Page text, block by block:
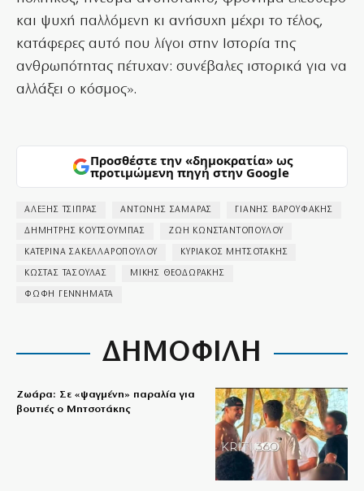
και ψυχή παλλόμενη κι ανήσυχη μέχρι το τέλος,
κατάφερες αυτό που λίγοι στην Ιστορία της
ανθρωπότητας πέτυχαν: συνέβαλες ιστορικά για να
αλλάξει ο κόσμος».
Προσθέστε την «δημοκρατία» ως
προτιμώμενη πηγή στην Google
ΑΛΕΞΗΣ ΤΣΙΠΡΑΣ ΑΝΤΩΝΗΣ ΣΑΜΑΡΑΣ ΓΙΑΝΗΣ ΒΑΡΟΥΦΑΚΗΣ
ΔΗΜΗΤΡΗΣ ΚΟΥΤΣΟΥΜΠΑΣ ΖΩΗ ΚΩΝΣΤΑΝΤΟΠΟΥΛΟΥ
ΚΑΤΕΡΙΝΑ ΣΑΚΕΛΛΑΡΟΠΟΥΛΟΥ ΚΥΡΙΑΚΟΣ ΜΗΤΣΟΤΑΚΗΣ
ΚΩΣΤΑΣ ΤΑΣΟΥΛΑΣ ΜΙΚΗΣ ΘΕΟΔΩΡΑΚΗΣ
ΦΩΦΗ ΓΕΝΝΗΜΑΤΑ
ΔΗΜΟΦΙΛΗ
Ζωάρα: Σε «ψαγμένη» παραλία για
βουτιές ο Μητσοτάκης